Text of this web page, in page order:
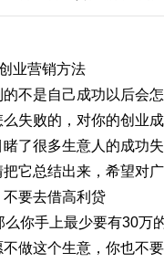
业营销方法
不是自己成功以后会
失败的，对你的创业
了很多生意人的成功
它总结出来，希望对
要去借高利贷
你手上最少要有30万
做这个生意，你也不